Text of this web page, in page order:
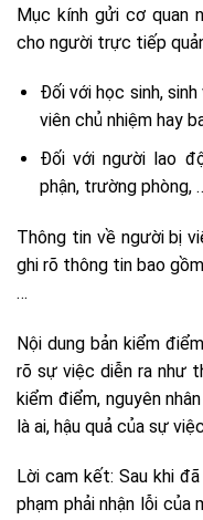
Mục kính gửi cơ quan
cho người trực tiếp
Đối với học sinh,
viên chủ nhiệm hay
Đối với người lao
phận, trường phòng,
Thông tin về người bị
ghi rõ thông tin bao
…
Nội dung bản kiểm
rõ sự việc diễn ra như
kiểm điểm, nguyên
là ai, hậu quả của sự
Lời cam kết: Sau khi
phạm phải nhận lỗi của